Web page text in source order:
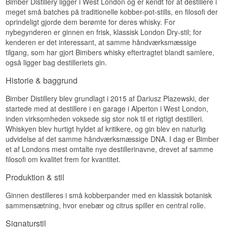
meget små batches på traditionelle kobber-pot-stills, en filosofi der
oprindeligt gjorde dem berømte for deres whisky. For
nybegynderen er ginnen en frisk, klassisk London Dry-stil; for
kenderen er det interessant, at samme håndværksmæssige
tilgang, som har gjort Bimbers whisky eftertragtet blandt samlere,
også ligger bag destilleriets gin.
Historie & baggrund
Bimber Distillery blev grundlagt i 2015 af Dariusz Plazewski, der
startede med at destillere i en garage i Alperton i West London,
inden virksomheden voksede sig stor nok til et rigtigt destilleri.
Whiskyen blev hurtigt hyldet af kritikere, og gin blev en naturlig
udvidelse af det samme håndværksmæssige DNA. I dag er Bimber
et af Londons mest omtalte nye destillerinavne, drevet af samme
filosofi om kvalitet frem for kvantitet.
Produktion & stil
Ginnen destilleres i små kobberpander med en klassisk botanisk
sammensætning, hvor enebær og citrus spiller en central rolle.
Signaturstil